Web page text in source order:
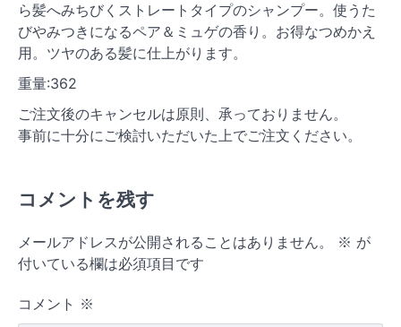
ら髪へみちびくストレートタイプのシャンプー。使うた
びやみつきになるペア＆ミュゲの香り。お得なつめかえ
用。ツヤのある髪に仕上がります。
重量:362
ご注文後のキャンセルは原則、承っておりません。
事前に十分にご検討いただいた上でご注文ください。
コメントを残す
メールアドレスが公開されることはありません。 ※ が
付いている欄は必須項目です
コメント ※